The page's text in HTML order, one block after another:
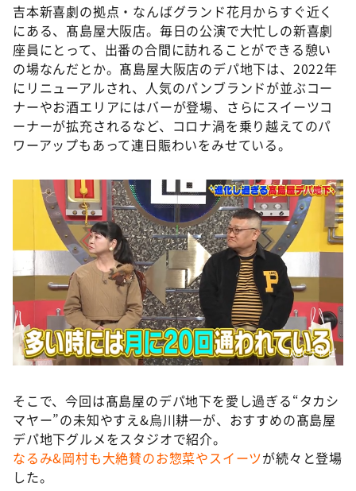
吉本新喜劇の拠点・なんばグランド花月からすぐ近く
にある、髙島屋大阪店。毎日の公演で大忙しの新喜劇
座員にとって、出番の合間に訪れることができる憩い
の場なんだとか。髙島屋大阪店のデパ地下は、2022年
にリニューアルされ、人気のパンブランドが並ぶコー
ナーやお酒エリアにはバーが登場、さらにスイーツコ
ーナーが拡充されるなど、コロナ渦を乗り越えてのパ
ワーアップもあって連日賑わいをみせている。
©️ABCテレビ
そこで、今回は髙島屋のデパ地下を愛し過ぎる“タカシ
マヤー”の未知やすえ&烏川耕一が、おすすめの髙島屋
デパ地下グルメをスタジオで紹介。
なるみ&岡村も大絶賛のお惣菜やスイーツが続々と登場
した。